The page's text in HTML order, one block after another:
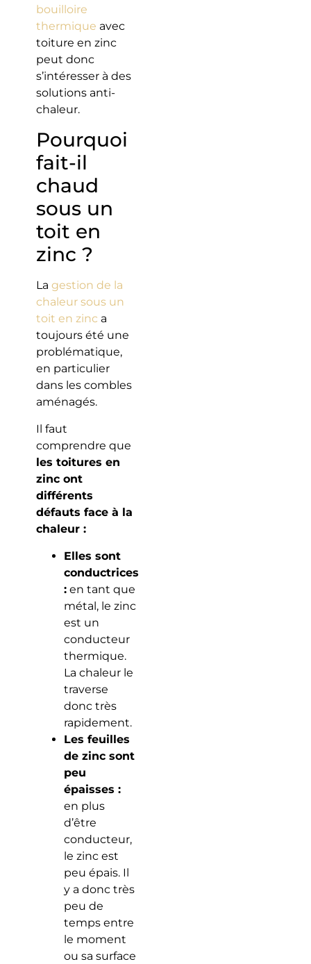
bouilloire
thermique avec
toiture en zinc
peut donc
s’intéresser à des
solutions anti-
chaleur.
Pourquoi
fait-il
chaud
sous un
toit en
zinc ?
La gestion de la
chaleur sous un
toit en zinc a
toujours été une
problématique,
en particulier
dans les combles
aménagés.
Il faut
comprendre que
les toitures en
zinc ont
différents
défauts face à la
chaleur :
Elles sont
conductrices
:en tant que
métal, le zinc
est un
conducteur
thermique.
La chaleur le
traverse
donc très
rapidement.
Les feuilles
de zinc sont
peu
épaisses :
en plus
d’être
conducteur,
le zinc est
peu épais. Il
y a donc très
peu de
temps entre
le moment
ou sa surface